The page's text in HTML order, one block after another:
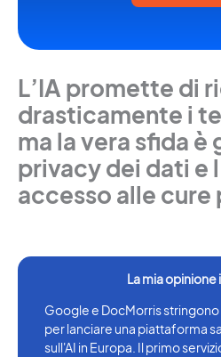
L’IA promette di
drasticamente i
ma la vera sfida è
privacy dei dati e
accesso alle
Google e DocMorris
per lanciare una piattaforma
sull'AI in Europa. Il primo